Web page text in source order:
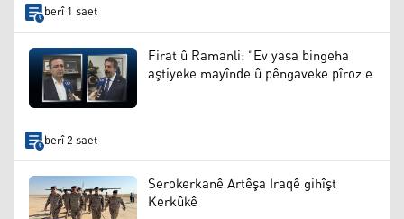
berî 1 saet
Firat û Ramanli: "Ev yasa bingeha
aştiyeke mayînde û pêngaveke pîroz e
berî 2 saet
Serokerkanê Artêşa Iraqê gihîşt
Kerkûkê